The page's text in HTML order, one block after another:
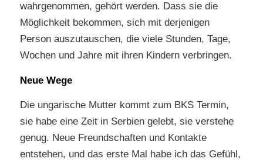
wahrgenommen, gehört werden. Dass sie die
Möglichkeit bekommen, sich mit derjenigen
Person auszutauschen, die viele Stunden, Tage,
Wochen und Jahre mit ihren Kindern verbringen.
Neue Wege
Die ungarische Mutter kommt zum BKS Termin,
sie habe eine Zeit in Serbien gelebt, sie verstehe
genug. Neue Freundschaften und Kontakte
entstehen, und das erste Mal habe ich das Gefühl,